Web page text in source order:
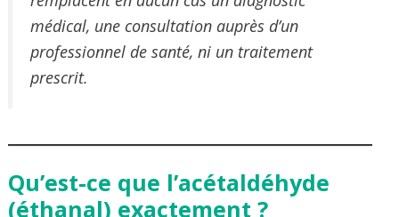
médical, une consultation auprès d’un
professionnel de santé, ni un traitement
prescrit.
Qu’est-ce que l’acétaldéhyde
(éthanal) exactement ?